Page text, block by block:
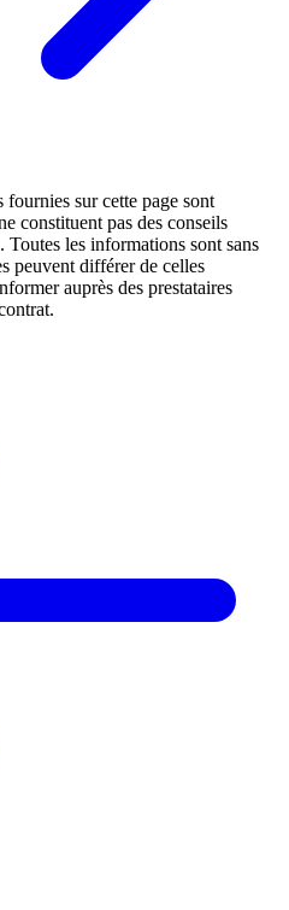
sur cette page sont
constituent pas des conseils
les informations sont sans
peuvent différer de celles
auprès des prestataires